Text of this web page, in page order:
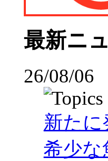
最新ニ
26/08/06
新た
希少